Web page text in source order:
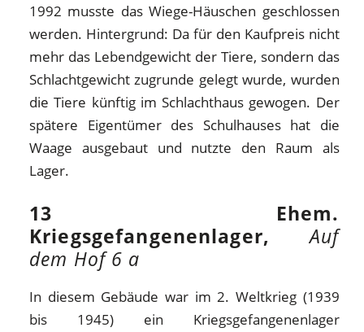
1992 musste das Wiege-Häuschen geschlossen
werden. Hintergrund: Da für den Kaufpreis nicht
mehr das Lebendgewicht der Tiere, sondern das
Schlachtgewicht zugrunde gelegt wurde, wurden
die Tiere künftig im Schlachthaus gewogen. Der
spätere Eigentümer des Schulhauses hat die
Waage ausgebaut und nutzte den Raum als
Lager.
13 Ehem.
Kriegsgefangenenlager,Auf
dem Hof 6 a
In diesem Gebäude war im 2. Weltkrieg (1939
bis 1945) ein Kriegsgefangenenlager